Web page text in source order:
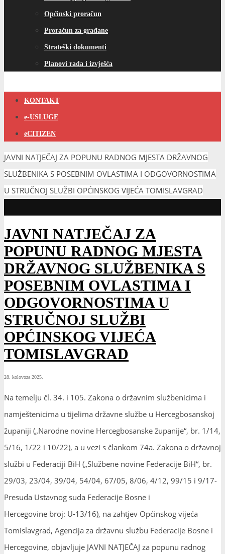
Općinski proračun
Proračun za građane
Strateški dokumenti
Planovi rada i izvješća
KONTAKT
e-USLUGE
eCITIZEN
JAVNI NATJEČAJ ZA POPUNU RADNOG MJESTA DRŽAVNOG
SLUŽBENIKA S POSEBNIM OVLASTIMA I ODGOVORNOSTIMA
U STRUČNOJ SLUŽBI OPĆINSKOG VIJEĆA TOMISLAVGRAD
JAVNI NATJEČAJ ZA
POPUNU RADNOG MJESTA
DRŽAVNOG SLUŽBENIKA S
POSEBNIM OVLASTIMA I
ODGOVORNOSTIMA U
STRUČNOJ SLUŽBI
OPĆINSKOG VIJEĆA
TOMISLAVGRAD
28. kolovoza 2025.
Na temelju čl. 34. i 105. Zakona o državnim službenicima i
namještenicima u tijelima državne službe u Hercegbosanskoj
županiji („Narodne novine Hercegbosanske županije“, br. 1/14,
5/16, 1/22 i 10/22), a u vezi s člankom 74a. Zakona o državnoj
službi u Federaciji BiH („Službene novine Federacije BiH“, br.
29/03, 23/04, 39/04, 54/04, 67/05, 8/06, 4/12, 99/15 i 9/17-
Presuda Ustavnog suda Federacije Bosne i
Hercegovine broj: U-13/16), na zahtjev Općinskog vijeća
Tomislavgrad, Agencija za državnu službu Federacije Bosne i
Hercegovine, objavljuje JAVNI NATJEČAJ za popunu radnog